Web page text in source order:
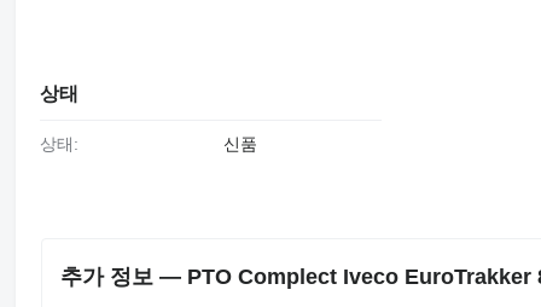
상태
상태: 신품
추가 정보 — PTO Complect Iveco EuroTrakker